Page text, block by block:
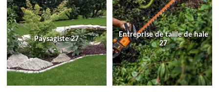
Paysagiste 27
Entreprise de taille de haie
27